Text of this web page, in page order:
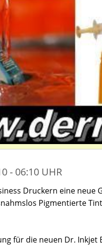
- 06:10 UHR
Druckern eine
Pigmentierte
für die neuen Dr.